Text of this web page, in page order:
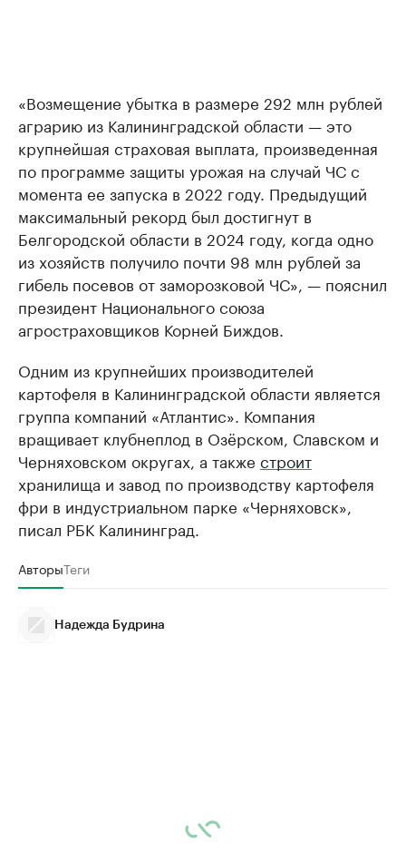
«Возмещение убытка в размере 292 млн рублей
аграрию из Калининградской области — это
крупнейшая страховая выплата, произведенная
по программе защиты урожая на случай ЧС с
момента ее запуска в 2022 году. Предыдущий
максимальный рекорд был достигнут в
Белгородской области в 2024 году, когда одно
из хозяйств получило почти 98 млн рублей за
гибель посевов от заморозковой ЧС», — пояснил
президент Национального союза
агростраховщиков Корней Биждов.
Одним из крупнейших производителей
картофеля в Калининградской области является
группа компаний «Атлантис». Компания
вращивает клубнеплод в Озёрском, Славском и
Черняховском округах, а также строит
хранилища и завод по производству картофеля
фри в индустриальном парке «Черняховск»,
писал РБК Калининград.
АвторыТеги
Надежда Будрина